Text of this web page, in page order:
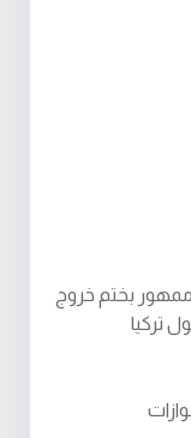
بختم خروج
تركيا